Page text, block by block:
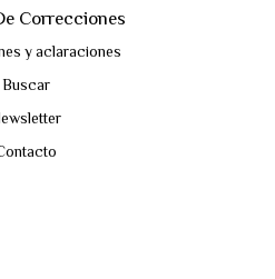
Correcciones
y aclaraciones
Buscar